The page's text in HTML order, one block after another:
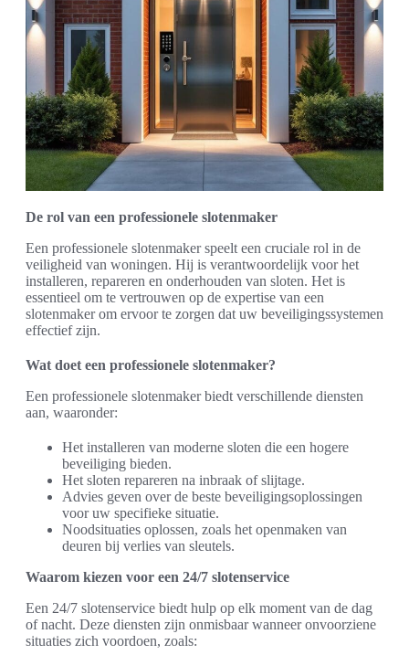
De rol van een professionele slotenmaker
Een professionele slotenmaker speelt een cruciale rol in de
veiligheid van woningen. Hij is verantwoordelijk voor het
installeren, repareren en onderhouden van sloten. Het is
essentieel om te vertrouwen op de expertise van een
slotenmaker om ervoor te zorgen dat uw beveiligingssystemen
effectief zijn.
Wat doet een professionele slotenmaker?
Een professionele slotenmaker biedt verschillende diensten
aan, waaronder:
Het installeren van moderne sloten die een hogere
beveiliging bieden.
Het sloten repareren na inbraak of slijtage.
Advies geven over de beste beveiligingsoplossingen
voor uw specifieke situatie.
Noodsituaties oplossen, zoals het openmaken van
deuren bij verlies van sleutels.
Waarom kiezen voor een 24/7 slotenservice
Een 24/7 slotenservice biedt hulp op elk moment van de dag
of nacht. Deze diensten zijn onmisbaar wanneer onvoorziene
situaties zich voordoen, zoals: